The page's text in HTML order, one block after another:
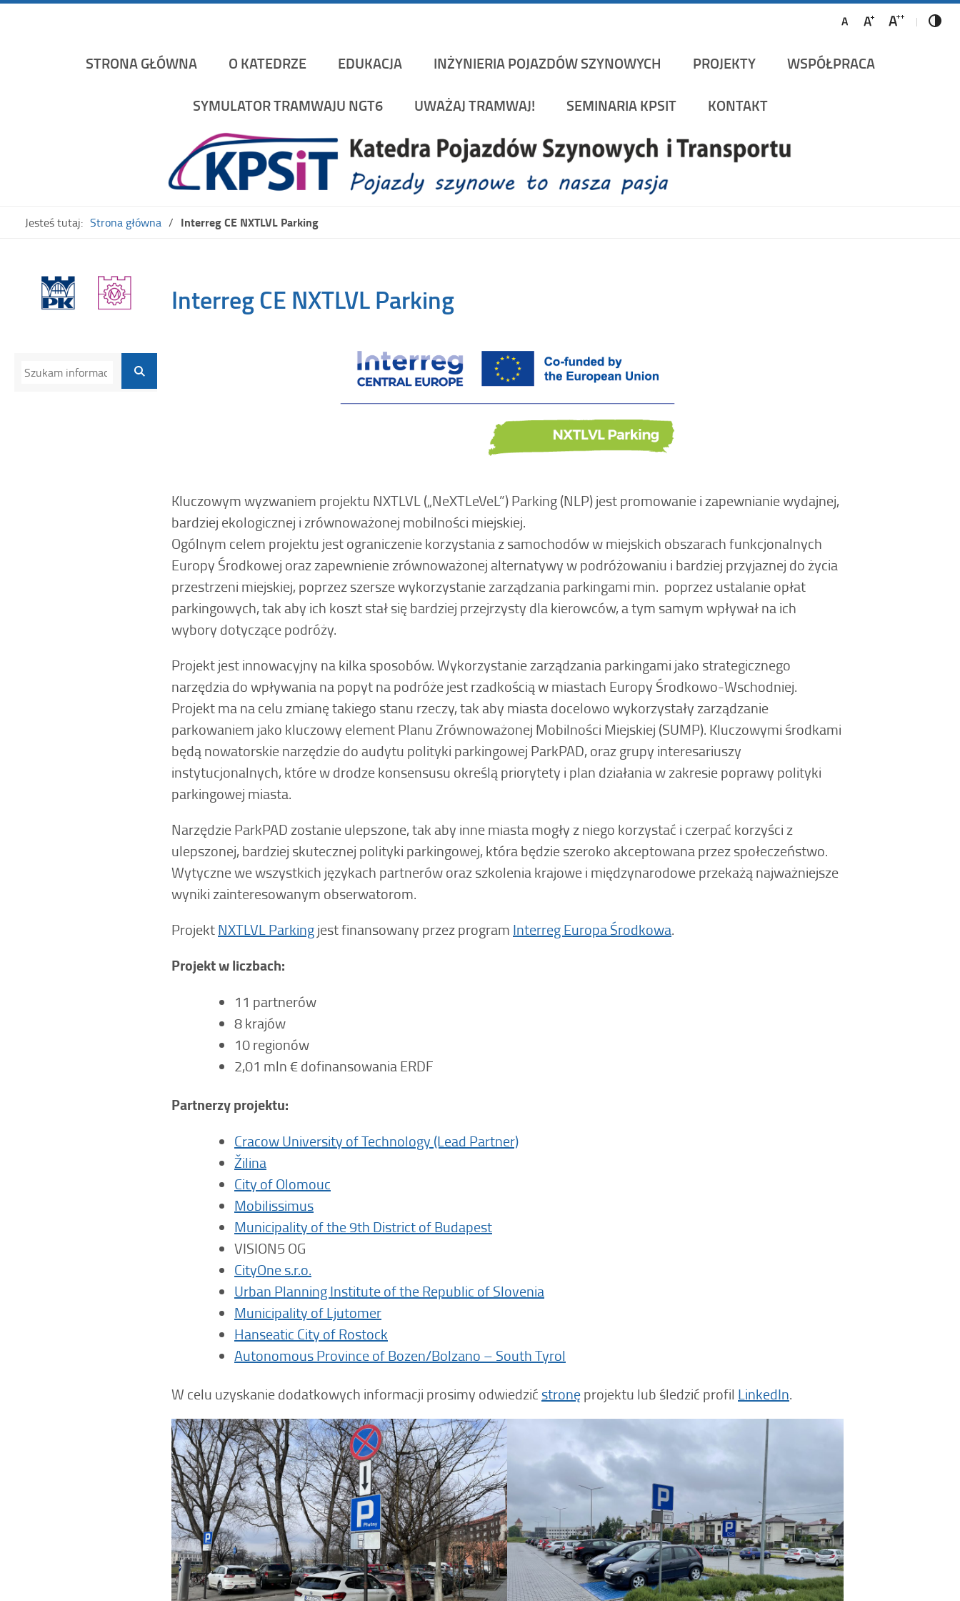
STRONA GŁÓWNA O KATEDRZE EDUKACJA INŻYNIERIA POJAZDÓW SZYNOWYCH PROJEKTY WSPÓŁPRACA
SYMULATOR TRAMWAJU NGT6 UWAŻAJ TRAMWAJ! SEMINARIA KPSIT KONTAKT
Jesteś tutaj: Strona główna Interreg CE NXTLVL Parking
Interreg CE NXTLVL Parking
Kluczowym wyzwaniem projektu NXTLVL („NeXTLeVeL”) Parking (NLP) jest promowanie i zapewnianie wydajnej,
bardziej ekologicznej i zrównoważonej mobilności miejskiej.
Ogólnym celem projektu jest ograniczenie korzystania z samochodów w miejskich obszarach funkcjonalnych
Europy Środkowej oraz zapewnienie zrównoważonej alternatywy w podróżowaniu i bardziej przyjaznej do życia
przestrzeni miejskiej, poprzez szersze wykorzystanie zarządzania parkingami min. poprzez ustalanie opłat
parkingowych, tak aby ich koszt stał się bardziej przejrzysty dla kierowców, a tym samym wpływał na ich
wybory dotyczące podróży.
Projekt jest innowacyjny na kilka sposobów. Wykorzystanie zarządzania parkingami jako strategicznego
narzędzia do wpływania na popyt na podróże jest rzadkością w miastach Europy Środkowo-Wschodniej.
Projekt ma na celu zmianę takiego stanu rzeczy, tak aby miasta docelowo wykorzystały zarządzanie
parkowaniem jako kluczowy element Planu Zrównoważonej Mobilności Miejskiej (SUMP). Kluczowymi środkami
będą nowatorskie narzędzie do audytu polityki parkingowej ParkPAD, oraz grupy interesariuszy
instytucjonalnych, które w drodze konsensusu określą priorytety i plan działania w zakresie poprawy polityki
parkingowej miasta.
Narzędzie ParkPAD zostanie ulepszone, tak aby inne miasta mogły z niego korzystać i czerpać korzyści z
ulepszonej, bardziej skutecznej polityki parkingowej, która będzie szeroko akceptowana przez społeczeństwo.
Wytyczne we wszystkich językach partnerów oraz szkolenia krajowe i międzynarodowe przekażą najważniejsze
wyniki zainteresowanym obserwatorom.
ProjektNXTLVL Parkingjest finansowany przez program Interreg Europa Środkowa.
Projekt w liczbach:
11 partnerów
8 krajów
10 regionów
2,01 mln € dofinansowania ERDF
Partnerzy projektu:
Cracow University of Technology (Lead Partner)
Žilina
City of Olomouc
Mobilissimus
Municipality of the 9th District of Budapest
VISION5 OG
CityOne s.r.o.
Urban Planning Institute of the Republic of Slovenia
Municipality of Ljutomer
Hanseatic City of Rostock
Autonomous Province of Bozen/Bolzano – South Tyrol
W celu uzyskanie dodatkowych informacji prosimy odwiedzić stronęprojektu lub śledzić profil LinkedIn.